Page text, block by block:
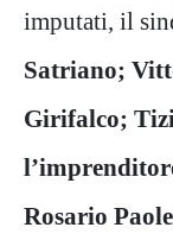
imputati, il
Satriano;
Girifalco;
Rosario